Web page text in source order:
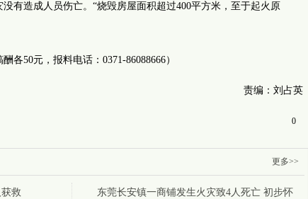
造成人员伤亡。“烧毁房屋面积超过400平方米，至于起火原
50元，报料电话：0371-86088666）
责编：刘占英
0
更多>>
救
东莞长安镇一商铺发生火灾致4人死亡 初步怀